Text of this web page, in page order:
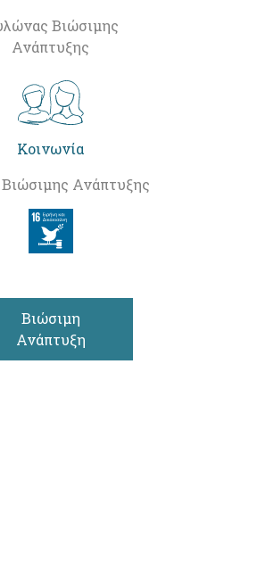
Βιώσιμης
Ανάπτυξης
Κοινωνία
Βιώσιμης Ανάπτυξης
Βιώσιμη
Ανάπτυξη